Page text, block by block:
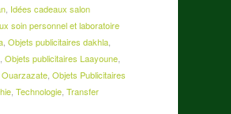
Idées cadeaux salon
soin personnel et laboratoire
,Objets publicitaires dakhla
,Objets publicitaires Laayoune
,Objets Publicitaires
,Technologie ,Transfer